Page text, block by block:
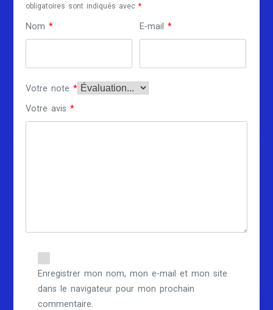
obligatoires sont indiqués avec*
Nom* E-mail*
Votre note*
Votre avis*
Enregistrer mon nom, mon e-mail et mon site
dans le navigateur pour mon prochain
commentaire.